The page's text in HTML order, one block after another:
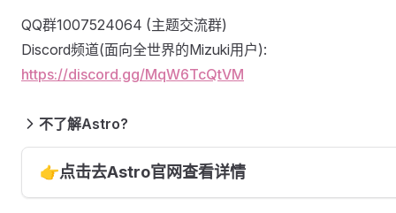
QQ群1007524064 (主题交流群)
Discord频道(面向全世界的Mizuki用户):
https://discord.gg/MqW6TcQtVM
不了解Astro?
👉点击去Astro官网查看详情